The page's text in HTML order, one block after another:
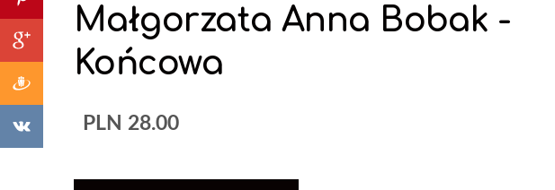
Małgorzata Anna Bobak -
Końcowa
PLN 28.00